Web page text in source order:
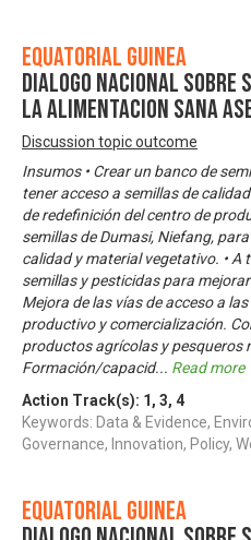
Equatorial Guinea
DIALOGO NACIONAL
LA ALIMENTACION SANA
Discussion topic outcome
Insumos • Crear un banco de
tener acceso a semillas de
de redefinición del centro de
semillas de Dumasi, Niefang,
calidad y material vegetativo. • A
semillas y pesticidas para
Mejora de las vías de acceso a
productivo y comercialización.
productos agrícolas y pesqueros
Formación/capacid... Read more
Action Track(s): 1 , 3, 4
Keywords: Data & Evidence,
Governance, Innovation, Policy,
Equatorial Guinea